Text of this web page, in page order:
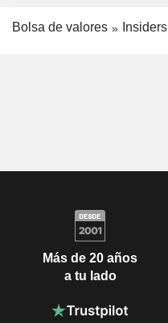
Bolsa de valores Insiders
Más de 20 años
a tu lado